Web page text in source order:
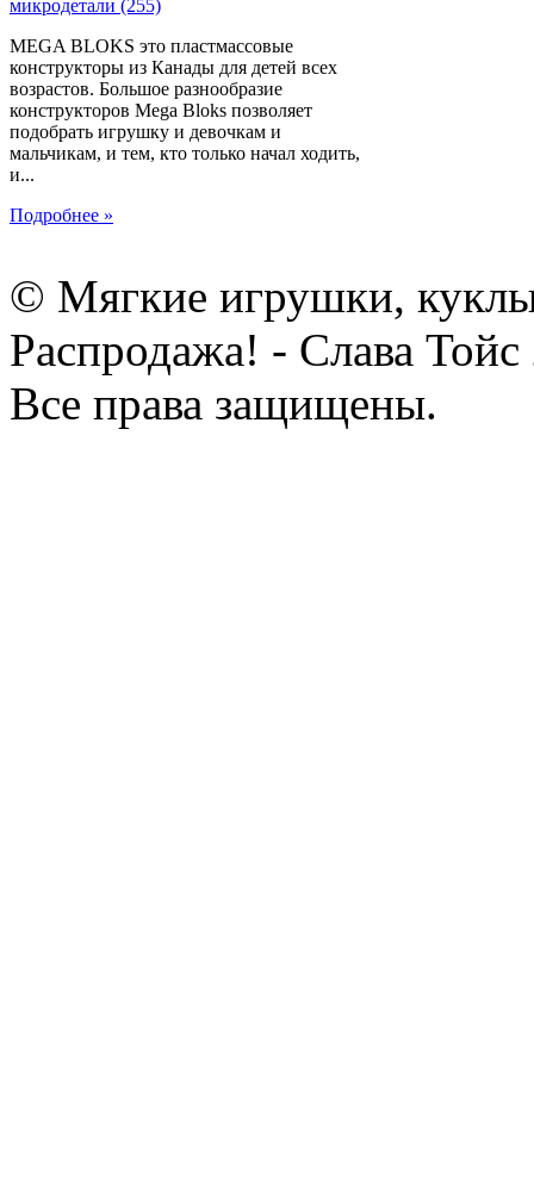
MEGA BLOKS это пластмассовые
конструкторы из Канады для детей всех
возрастов. Большое разнообразие
конструкторов Mega Bloks позволяет
подобрать игрушку и девочкам и
мальчикам, и тем, кто только начал ходить,
и...
Подробнее »
© Мягкие игрушки,
Распродажа! - Слава Тойс
Все права защищены.